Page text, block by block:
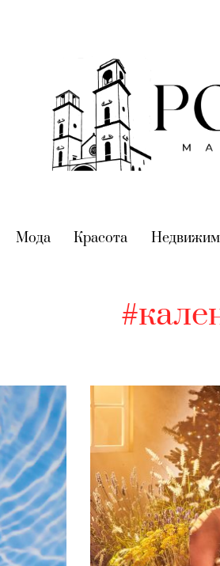
(current)
Мода(current)
Красота (current)